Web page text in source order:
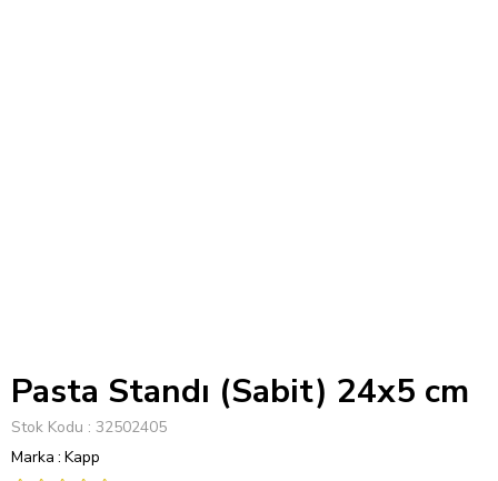
Pasta Standı (Sabit) 24x5 cm
Stok Kodu
32502405
Marka : Kapp